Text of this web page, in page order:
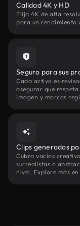
Calidad 4K y HD
Elija 4K de alta
para un rendimiento
Seguro para sus
Cada activo es
asegurar que
imagen y marcas
Clips generados
Cubra vacíos
surrealistas o
nivel. Explore más